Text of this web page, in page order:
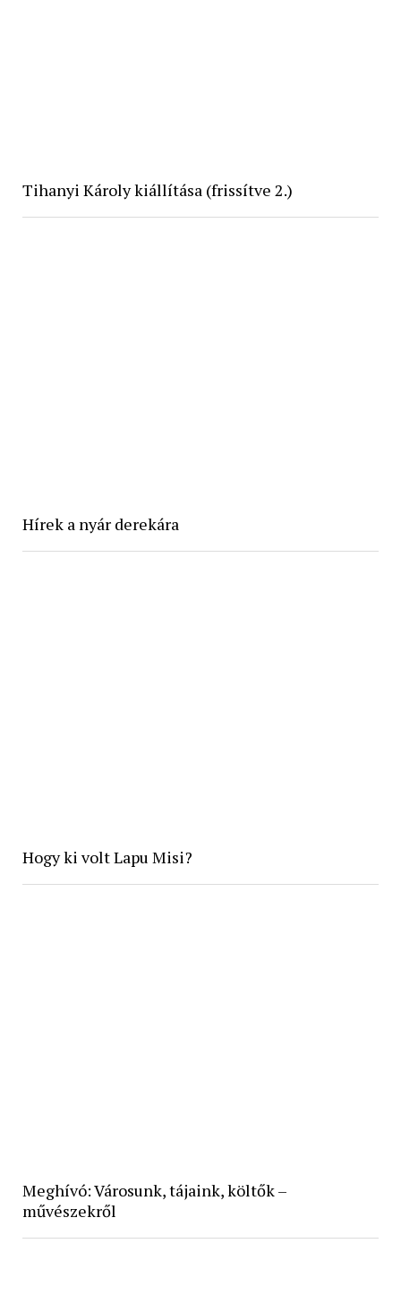
Tihanyi Károly kiállítása (frissítve 2.)
Hírek a nyár derekára
Hogy ki volt Lapu Misi?
Meghívó: Városunk, tájaink, költők –
művészekről